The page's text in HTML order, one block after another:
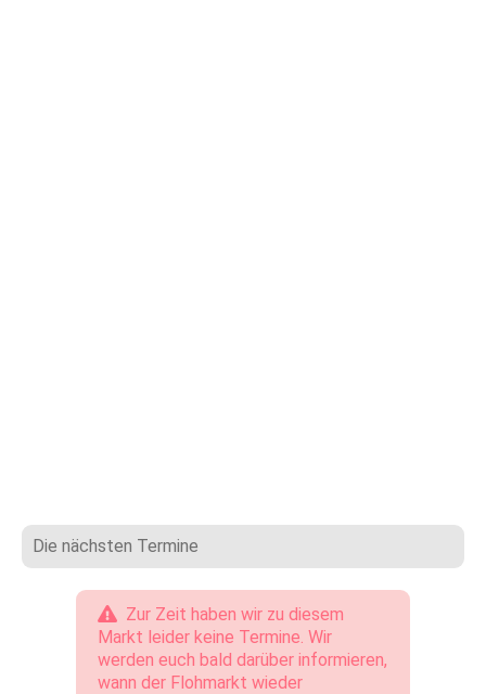
Die nächsten Termine
Zur Zeit haben wir zu diesem
Markt leider keine Termine. Wir
werden euch bald darüber informieren,
wann der Flohmarkt wieder